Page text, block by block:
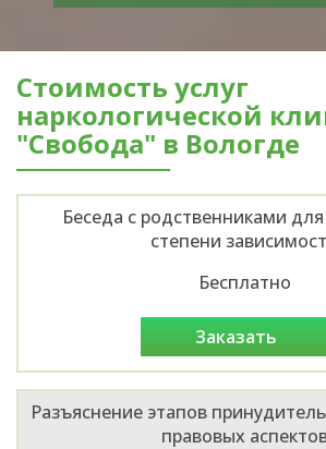
Стоимость услуг
наркологической
"Свобода" в Вологде
Беседа с родственниками
степени
Бесплатно
заказать
Разъяснение этапов
правовых